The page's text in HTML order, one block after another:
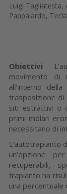
Luigi Tagliatesta,
Pappalardo,
Obiettivi
movimento di
all’interno
trasposizione di
siti estrattivi o
primi molari
neces­sitano di
L’autotrapianto
un’op­zione
recuperabili,
trapianto ha
una percentuale